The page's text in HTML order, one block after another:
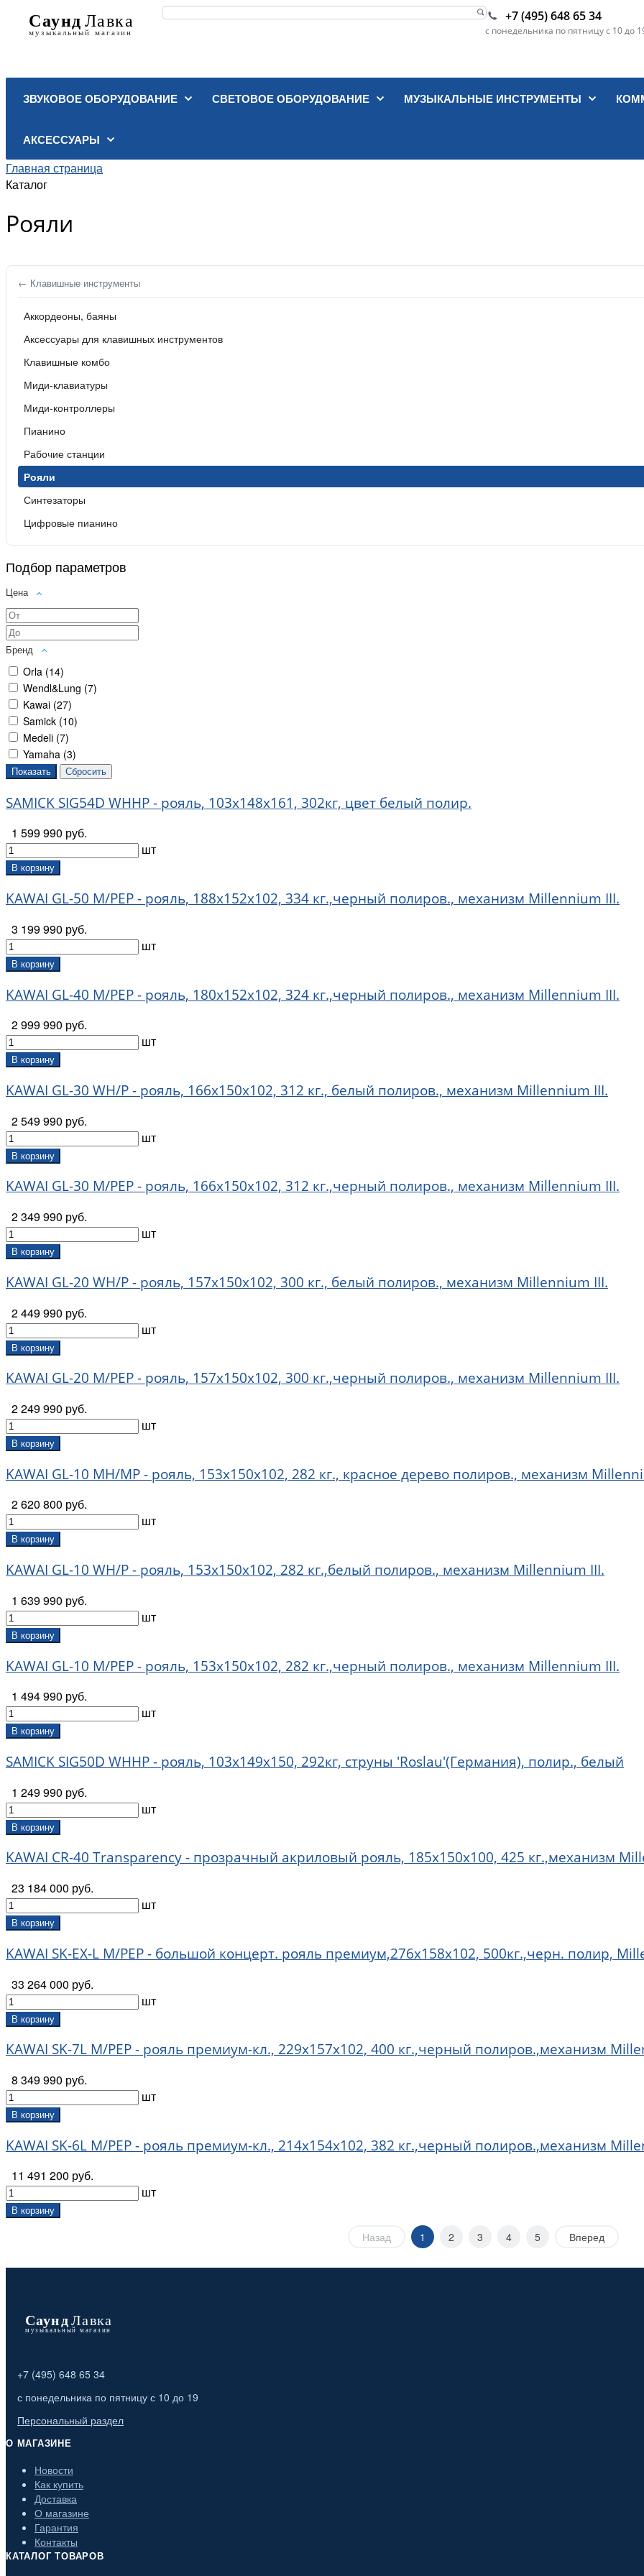
+7 (495) 648 65 34
с понедельника по пятницу с 10 до
ЗВУКОВОЕ ОБОРУДОВАНИЕ СВЕТОВОЕ ОБОРУДОВАНИЕ МУЗЫКАЛЬНЫЕ ИНСТРУМЕНТЫ
АКСЕССУАРЫ
Главная страница
Каталог
Рояли
← Клавишные инструменты
Аккордеоны, баяны
Аксессуары для клавишных инструментов
Клавишные комбо
Миди-клавиатуры
Миди-контроллеры
Пианино
Рабочие станции
Рояли
Синтезаторы
Цифровые пианино
Подбор параметров
Цена
Бренд
Orla (14)
Wendl&Lung (7)
Kawai (27)
Samick (10)
Medeli (7)
Yamaha (3)
SAMICK SIG54D WHHP - рояль, 103x148x161, 302кг, цвет белый полир.
1 599 990 руб.
шт
В корзину
KAWAI GL-50 M/PEP - рояль, 188х152х102, 334 кг.,черный полиров., механизм Millennium III.
3 199 990 руб.
шт
В корзину
KAWAI GL-40 M/PEP - рояль, 180х152х102, 324 кг.,черный полиров., механизм Millennium III.
2 999 990 руб.
шт
В корзину
KAWAI GL-30 WH/P - рояль, 166х150х102, 312 кг., белый полиров., механизм Millennium III.
2 549 990 руб.
шт
В корзину
KAWAI GL-30 M/PEP - рояль, 166х150х102, 312 кг.,черный полиров., механизм Millennium III.
2 349 990 руб.
шт
В корзину
KAWAI GL-20 WH/P - рояль, 157х150х102, 300 кг., белый полиров., механизм Millennium III.
2 449 990 руб.
шт
В корзину
KAWAI GL-20 M/PEP - рояль, 157х150х102, 300 кг.,черный полиров., механизм Millennium III.
2 249 990 руб.
шт
В корзину
KAWAI GL-10 MH/MP - рояль, 153х150х102, 282 кг., красное дерево полиров., механизм
2 620 800 руб.
шт
В корзину
KAWAI GL-10 WH/P - рояль, 153х150х102, 282 кг.,белый полиров., механизм Millennium III.
1 639 990 руб.
шт
В корзину
KAWAI GL-10 M/PEP - рояль, 153х150х102, 282 кг.,черный полиров., механизм Millennium III.
1 494 990 руб.
шт
В корзину
SAMICK SIG50D WHHP - рояль, 103x149x150, 292кг, струны 'Roslau'(Германия), полир., белый
1 249 990 руб.
шт
В корзину
KAWAI CR-40 Transparency - прозрачный акриловый рояль, 185х150х100, 425 кг.,механизм
23 184 000 руб.
шт
В корзину
KAWAI SK-EX-L M/PEP - большой концерт. рояль премиум,276х158х102, 500кг.,черн. полир,
33 264 000 руб.
шт
В корзину
KAWAI SK-7L M/PEP - рояль премиум-кл., 229х157х102, 400 кг.,черный полиров.,механизм
8 349 990 руб.
шт
В корзину
KAWAI SK-6L M/PEP - рояль премиум-кл., 214х154х102, 382 кг.,черный полиров.,механизм
11 491 200 руб.
шт
В корзину
Назад 1 2 3 4 5 Вперед
+7 (495) 648 65 34
с понедельника по пятницу с 10 до 19
Персональный раздел
О МАГАЗИНЕ
Новости
Как купить
Доставка
О магазине
Гарантия
Контакты
КАТАЛОГ ТОВАРОВ